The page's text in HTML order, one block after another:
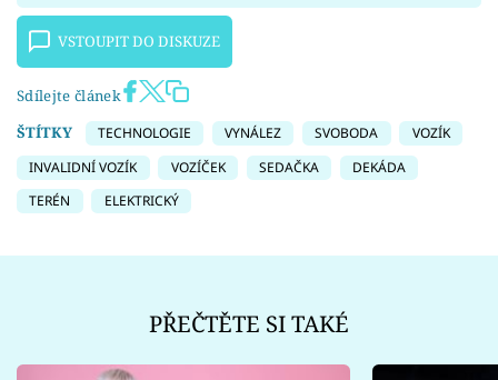
VSTOUPIT DO DISKUZE
Sdílejte článek
ŠTÍTKY
TECHNOLOGIE VYNÁLEZ SVOBODA
VOZÍK
INVALIDNÍ VOZÍK
VOZÍČEK SEDAČKA
DEKÁDA
TERÉN
ELEKTRICKÝ
PŘEČTĚTE SI TAKÉ